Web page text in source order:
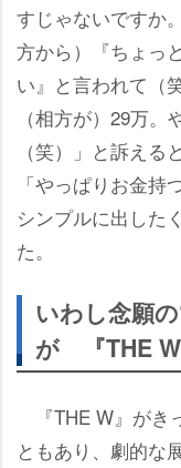
すじゃないですか
方から）『ちょっ
い』と言われて（
（相方が）29万
（笑）」と訴え
「やっぱりお金持
シンプルに出した
た。
いわし念願
が 『THE W
『THE W』がき
ともあり、劇的な